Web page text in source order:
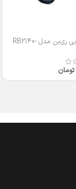
عینک آفتابی ری‌بن مدل RB2140-
تومان